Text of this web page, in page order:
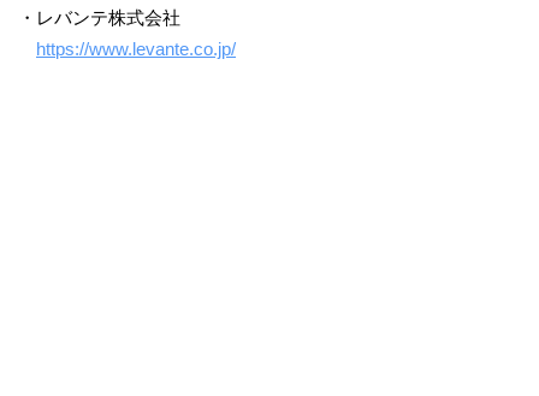
・レバンテ株式会社
https://www.levante.co.jp/